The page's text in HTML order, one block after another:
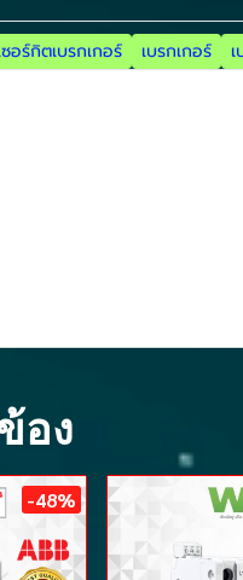
ซอร์กิตเบรกเกอร์ เบรกเกอร์
อง
-48%